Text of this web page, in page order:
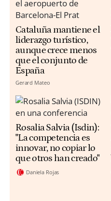
Cataluña mantiene el
liderazgo turístico,
aunque crece menos
que el conjunto de
España
Gerard Mateo
Rosalia Salvia (Isdin):
"La competencia es
innovar, no copiar lo
que otros han creado"
Daniela Rojas